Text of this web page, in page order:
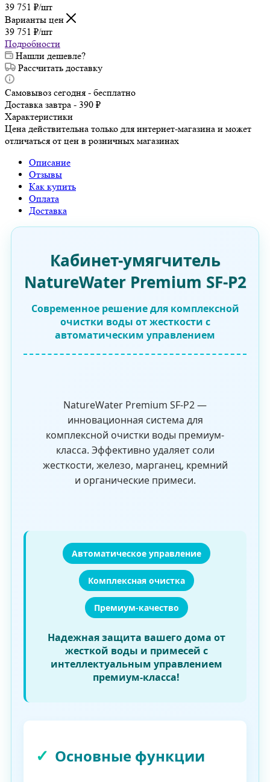
39 751 ₽/шт
Варианты цен
39 751 ₽/шт
Подробности
Нашли дешевле?
Рассчитать доставку
Самовывоз сегодня - бесплатно
Доставка завтра - 390 ₽
Характеристики
Цена действительна только для интернет-магазина и может
отличаться от цен в розничных магазинах
Описание
Отзывы
Как купить
Оплата
Доставка
Кабинет-умягчитель
NatureWater Premium SF-P2
Современное решение для комплексной
очистки воды от жесткости с
автоматическим управлением
NatureWater Premium SF-P2 —
инновационная система для
комплексной очистки воды премиум-
класса. Эффективно удаляет соли
жесткости, железо, марганец, кремний
и органические примеси.
Автоматическое управление
Комплексная очистка
Премиум-качество
Надежная защита вашего дома от
жесткой воды и примесей с
интеллектуальным управлением
премиум-класса!
Основные функции